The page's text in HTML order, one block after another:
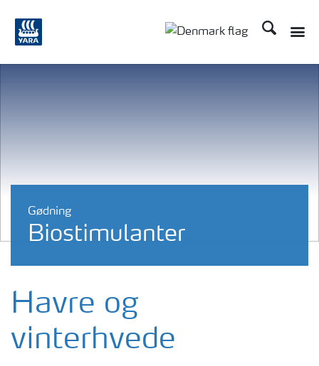
Søg
Gødning
Biostimulanter
Havre og
vinterhvede